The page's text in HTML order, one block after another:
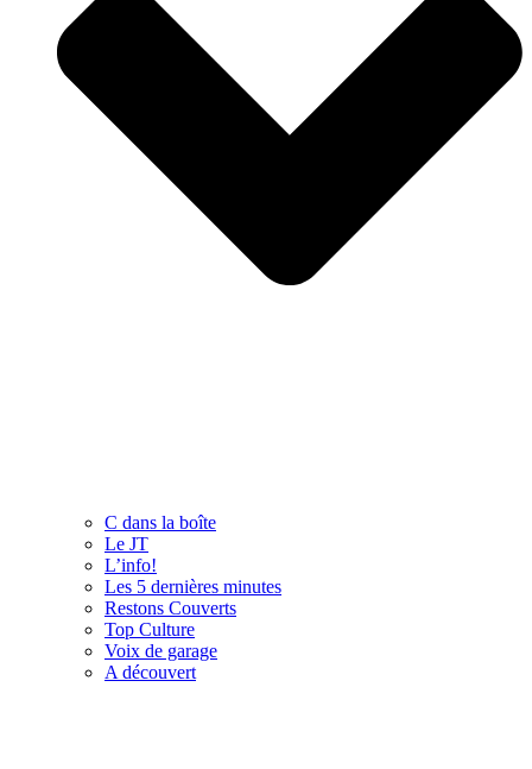
C dans la boîte
Le JT
L’info!
Les 5 dernières minutes
Restons Couverts
Top Culture
Voix de garage
A découvert